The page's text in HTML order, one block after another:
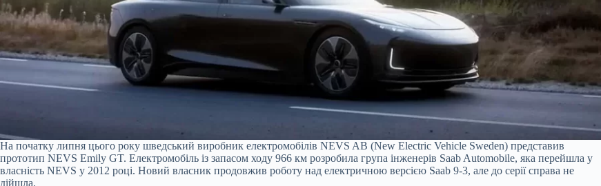
На початку липня цього року шведський виробник електромобілів NEVS AB (New Electric Vehicle Sweden) представив
прототип NEVS Emily GT. Електромобіль із запасом ходу 966 км розробила група інженерів Saab Automobile, яка перейшла у
власність NEVS у 2012 році. Новий власник продовжив роботу над електричною версією Saab 9-3, але до серії справа не
дійшла.